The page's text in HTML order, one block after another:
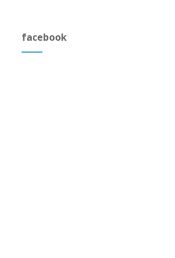
facebook